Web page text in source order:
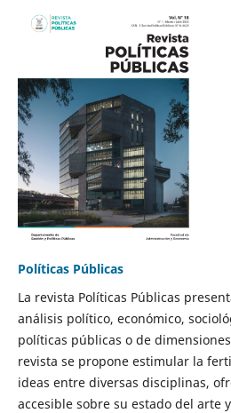
Políticas Públicas
La revista Políticas Públicas
análisis político, económico,
políticas públicas o de
revista se propone estimular la
ideas entre diversas disciplinas,
accesible sobre su estado del arte